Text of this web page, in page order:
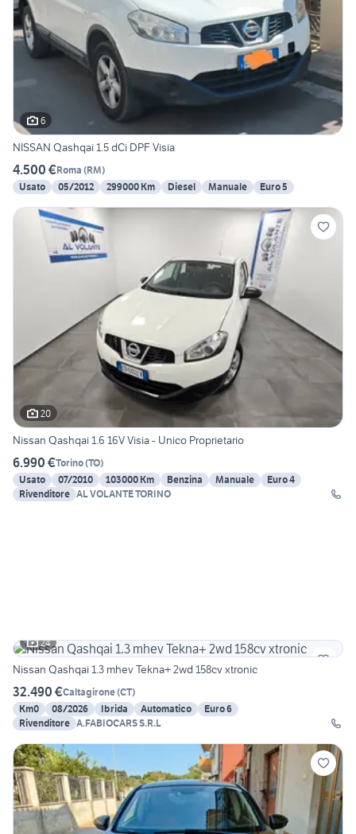
6
NISSAN Qashqai 1.5 dCi DPF Visia
4.500 €Roma (RM)
Usato
05/2012 299000 Km Diesel Manuale Euro 5
20
Nissan Qashqai 1.6 16V Visia - Unico Proprietario
6.990 €Torino(TO)
Usato
07/2010 103000 Km Benzina Manuale
Euro 4
Rivenditore AL VOLANTE TORINO
24
Nissan Qashqai 1.3 mhev Tekna+ 2wd 158cv xtronic
32.490 €Caltagirone(CT)
Km0
08/2026 Ibrida Automatico
Euro 6
Rivenditore A.FABIOCARS S.R.L